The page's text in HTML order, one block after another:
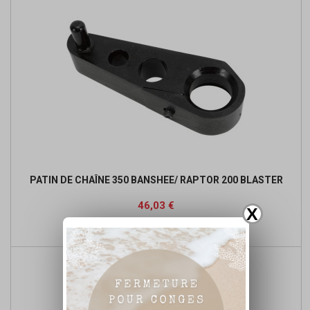
X
PATIN DE CHAÎNE 350 BANSHEE/ RAPTOR 200 BLASTER
Prix
46,03 €
base
 Ajouter au panier